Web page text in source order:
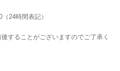
24時間表記）
することがございますのでご了承く